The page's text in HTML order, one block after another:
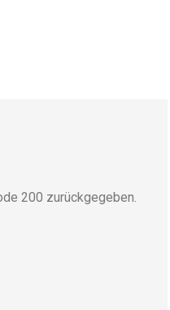
200 zurückgegeben.